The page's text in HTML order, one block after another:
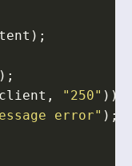
);
);
client , "250" ))
error" );